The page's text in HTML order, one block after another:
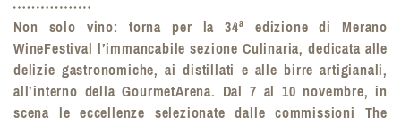
Non solo vino: torna per la 34ª edizione di Merano
WineFestival l’immancabile sezione Culinaria, dedicata alle
delizie gastronomiche, ai distillati e alle birre artigianali,
all’interno della GourmetArena. Dal 7 al 10 novembre, in
scena le eccellenze selezionate dalle commissioni The